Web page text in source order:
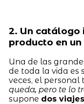
2. Un
producto en
Una de las
de toda la vida es
veces, el personal
queda, pero te lo
supone dos viajes